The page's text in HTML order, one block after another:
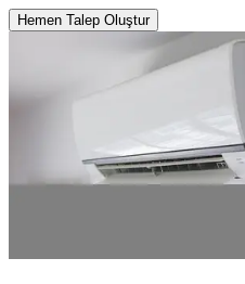
Hemen Talep Oluştur